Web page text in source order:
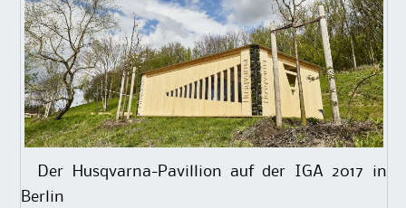
Der Husqvarna-Pavillion auf der IGA 2017 in
Berlin